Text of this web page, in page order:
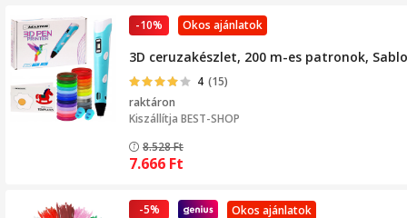
Okos ajánlatok
-10%
3D ceruzakészlet, 200 m-es patronok,
4 (15)
raktáron
Kiszállítja BEST-SHOP
8.528Ft
7.666 Ft
Okos ajánlatok
-5%